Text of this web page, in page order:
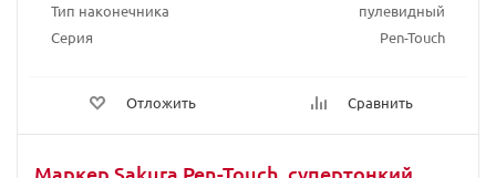
Тип наконечника
пулевидный
Серия
Pen-Touch
Отложить Сравнить